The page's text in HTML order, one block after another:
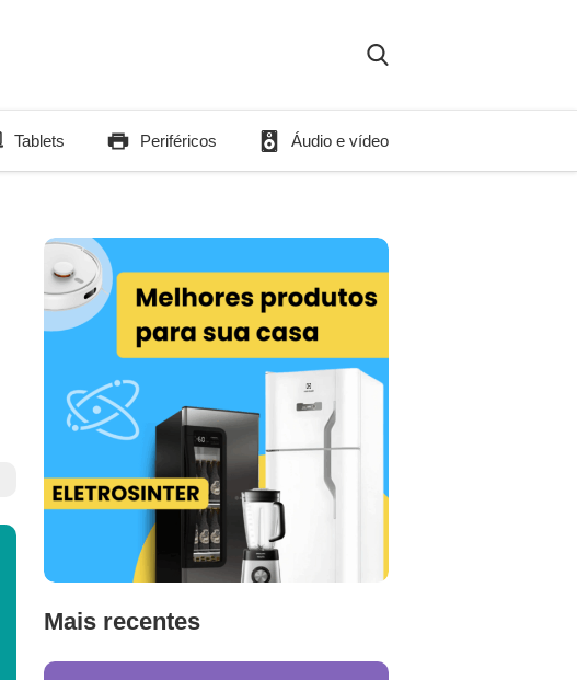
Tablets Periféricos Áudio e vídeo
Mais recentes